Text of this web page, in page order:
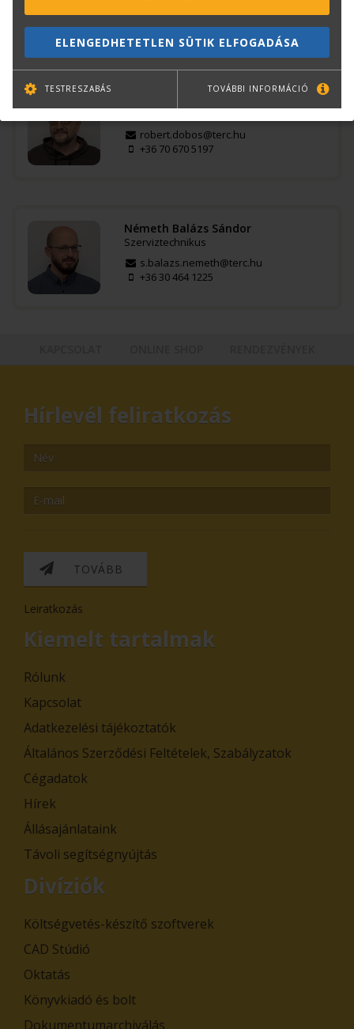
robert.dobos@terc.hu
+36 70 670 5197
Németh Balázs Sándor
Szerviztechnikus
s.balazs.nemeth@terc.hu
+36 30 464 1225
Hírlevél feliratkozás
TOVÁBB
Leiratkozás
Kiemelt tartalmak
Rólunk
Kapcsolat
Adatkezelési tájékoztatók
Általános Szerződési Feltételek, Szabályzatok
Cégadatok
Hírek
Állásajánlataink
Távoli segítségnyújtás
Divíziók
Költségvetés-készítő szoftverek
CAD Stúdió
Oktatás
Könyvkiadó és bolt
Dokumentumarchiválás
ELENGEDHETETLEN SÜTIK ELFOGADÁSA
TESTRESZABÁS TOVÁBBI INFORMÁCIÓ